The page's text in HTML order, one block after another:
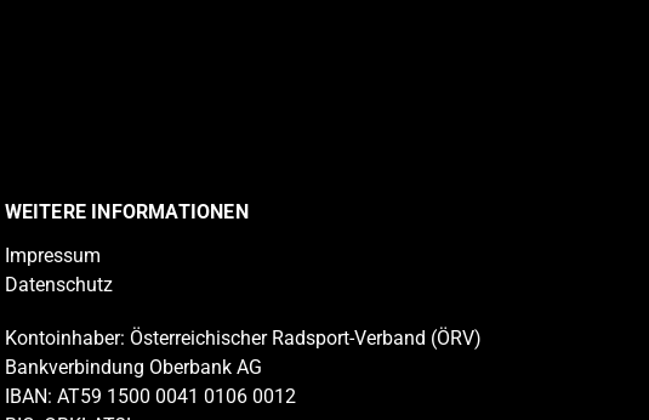
WEITERE INFORMATIONEN
Impressum
Datenschutz
Kontoinhaber: Österreichischer Radsport-Verband (ÖRV)
Bankverbindung Oberbank AG
IBAN: AT59 1500 0041 0106 0012